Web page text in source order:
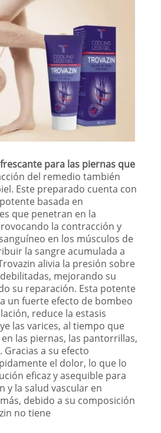
para las piernas que
del remedio también
Este preparado cuenta con
basada en
que penetran en la
la contracción y
en los músculos de
la sangre acumulada a
alivia la presión sobre
mejorando su
su reparación. Esta potente
un fuerte efecto de bombeo
reduce la estasis
las varices, al tiempo que
las piernas, las pantorrillas,
a su efecto
el dolor, lo que lo
eficaz y asequible para
y la salud vascular en
debido a su composición
no tiene